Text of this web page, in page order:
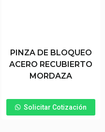
PINZA DE BLOQUEO
ACERO RECUBIERTO
MORDAZA
Solicitar Cotización